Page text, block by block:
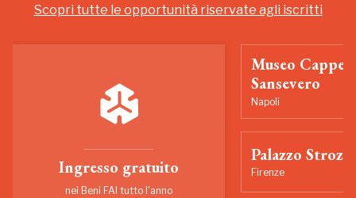
Scopri tutte le opportunità riservate agli iscritti
Ingresso gratuito
nei Beni FAI tutto l'anno
Museo
Sansevero
Napoli
Palazzo Strozzi
Firenze